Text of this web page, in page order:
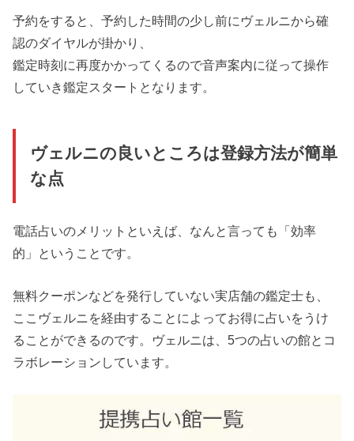
予約をすると、予約した時間の少し前にヴェルニから確
認のダイヤルが掛かり、
鑑定時刻に再度かかってくるので音声案内に従って操作
していき鑑定スタートとなります。
ヴェルニの良いところは登録方法が簡単
な点
電話占いのメリットといえば、なんと言っても「効率
的」ということです。
無料クーポンなどを発行していない実店舗の鑑定士も、
ここヴェルニを経由することによってお得に占いをうけ
ることができるのです。ヴェルニは、5つの占いの館とコ
ラボレーションしています。